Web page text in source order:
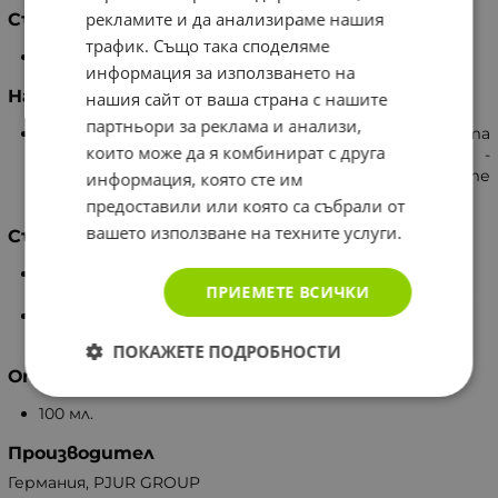
Състав
Cyclopentasiloxane, Dimethicone, Dimethicone.
Начин на употреба
Нанесете малко количество от лубриканта
непосредствено преди полов акт. За масаж -
нанесете необходимото количество на желаните
места с леки движения.
Съхранение
Да се съхранява на сухо място при стайна
температура, далеч от пряка слънчева светлина.
След отваряне, да се използва в рамките на не
Опаковка
100 мл.
Производител
Германия, PJUR GROUP
рекламите и да анализираме нашия
трафик. Също така споделяме
информация за използването на
нашия сайт от ваша страна с нашите
партньори за реклама и анализи,
които може да я комбинират с друга
информация, която сте им
предоставили или която са събрали от
вашето използване на техните услуги.
ПРИЕМЕТЕ ВСИЧКИ
ПОКАЖЕТЕ ПОДРОБНОСТИ